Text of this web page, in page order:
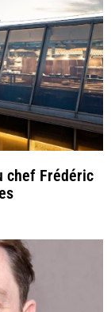
chef Frédéric